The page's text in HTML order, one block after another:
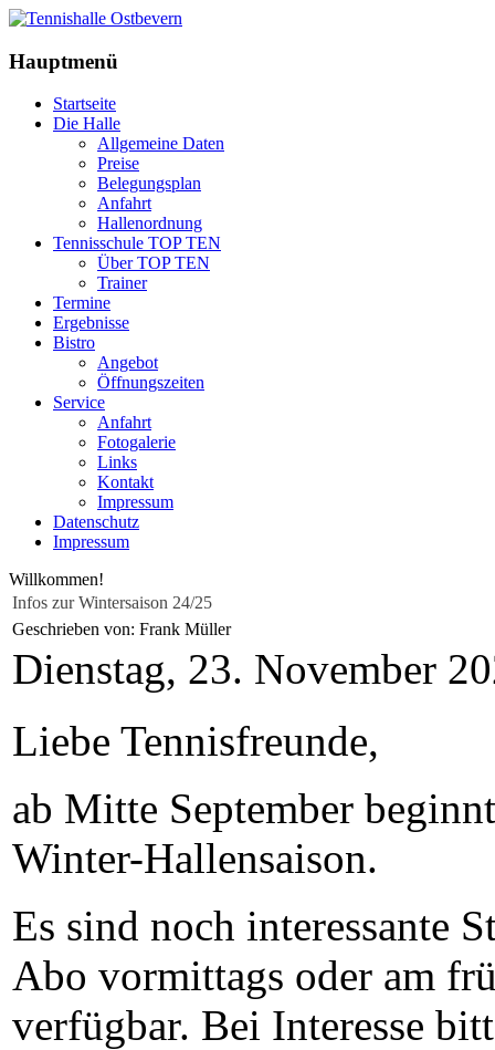
Hauptmenü
Startseite
Die Halle
Allgemeine Daten
Preise
Belegungsplan
Anfahrt
Hallenordnung
Tennisschule TOP TEN
Über TOP TEN
Trainer
Termine
Ergebnisse
Bistro
Angebot
Öffnungszeiten
Service
Anfahrt
Fotogalerie
Links
Kontakt
Impressum
Datenschutz
Impressum
Willkommen!
Infos zur Wintersaison 24/25
Geschrieben von: Frank Müller
Dienstag, 23. November
Liebe Tennisfreunde,
ab Mitte September
Winter-Hallensaison.
Es sind noch interessante
Abo vormittags oder am
verfügbar. Bei Interesse